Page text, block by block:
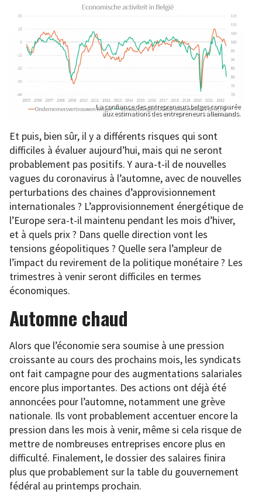
La confiance des entrepreneurs belges comparée
aux estimations des entrepreneurs allemands.
Et puis, bien sûr, il y a différents risques qui sont
difficiles à évaluer aujourd’hui, mais qui ne seront
probablement pas positifs. Y aura-t-il de nouvelles
vagues du coronavirus à l’automne, avec de nouvelles
perturbations des chaines d’approvisionnement
internationales ? L’approvisionnement énergétique de
l’Europe sera-t-il maintenu pendant les mois d’hiver,
et à quels prix ? Dans quelle direction vont les
tensions géopolitiques ? Quelle sera l’ampleur de
l’impact du revirement de la politique monétaire ? Les
trimestres à venir seront difficiles en termes
économiques.
Automne chaud
Alors que l’économie sera soumise à une pression
croissante au cours des prochains mois, les syndicats
ont fait campagne pour des augmentations salariales
encore plus importantes. Des actions ont déjà été
annoncées pour l’automne, notamment une grève
nationale. Ils vont probablement accentuer encore la
pression dans les mois à venir, même si cela risque de
mettre de nombreuses entreprises encore plus en
difficulté. Finalement, le dossier des salaires finira
plus que probablement sur la table du gouvernement
fédéral au printemps prochain.